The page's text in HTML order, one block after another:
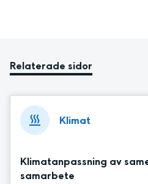
Relaterade sidor
Klimat
Klimatanpassning av
samarbete